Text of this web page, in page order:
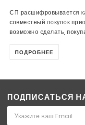
СП расшифровывается
совместный покупок
возможно сделать,
ПОДРОБНЕЕ
ПОДПИСАТЬСЯ